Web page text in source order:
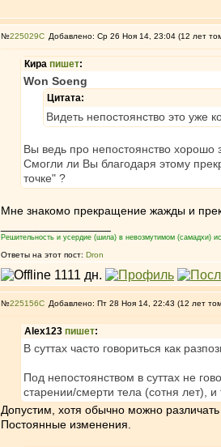
№225029 Добавлено: Ср 26 Ноя 14, 23:04 (12 лет
Кира пишет:
Won Soeng
Цитата:
Видеть непостоянство это уже
Вы ведь про непостоянство
Смогли ли Вы благодаря этому
точке" ?
Мне знакомо прекращение жажды и
Решительность и усердие (шила) в невозмутимом (самадхи)
Ответы на этот пост: Dron
№225156 Добавлено: Пт 28 Ноя 14, 22:43 (12 лет
Alex123 пишет:
В суттах часто говориться как
Под непостоянством в суттах не
старении/смерти тела (сотня лет), и
Допустим, хотя обычно можно
Постоянные изменения.